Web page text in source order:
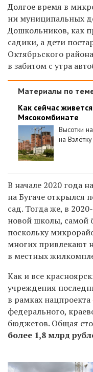
Долгое время в
ни муниципальных
Дошкольников, как
садики, а дети
Октябрьского
в забитом с утра
Материалы по
Как сейчас
Мясокомбинате
Высотки
на Взлётку
В начале 2020 года
на Бугаче открылся
сад. Тогда же, в
новой школы, самой
поскольку
многих привлекают
в местных
Как и все
учреждения
в рамках нацпроекта
федерального,
бюджетов. Общая
более 1,8 млрд